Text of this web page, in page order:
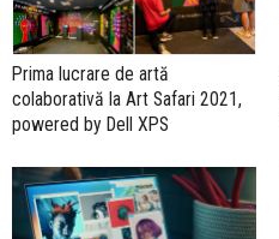
Prima lucrare de artă
colaborativă la Art Safari 2021,
powered by Dell XPS